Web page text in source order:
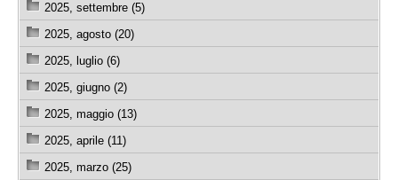
2025, settembre (5)
2025, agosto (20)
2025, luglio (6)
2025, giugno (2)
2025, maggio (13)
2025, aprile (11)
2025, marzo (25)